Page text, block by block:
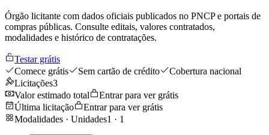
Órgão licitante com dados oficiais publicados no PNCP e portais de
compras públicas. Consulte editais, valores contratados,
modalidades e histórico de contratações.
Testar grátis
Comece grátis
Sem cartão de crédito
Cobertura nacional
Licitações3
Valor estimado total
Entrar para ver grátis
Última licitação
Entrar para ver grátis
Modalidades · Unidades1 · 1